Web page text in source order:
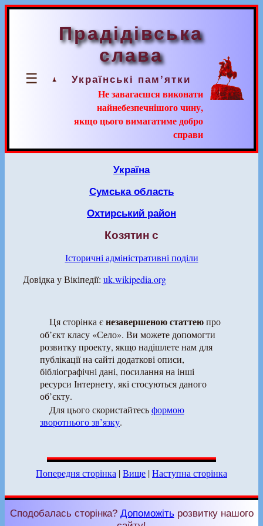
☰
Прадідівська
слава
Українські пам’ятки
Не завагаєшся виконати
найнебезпечнішого чину,
якщо цього вимагатиме добро
справи
Україна
Сумська область
Охтирський район
Козятин с
Історичні адміністративні поділи
Довідка у Вікіпедії: uk.wikipedia.org
Ця сторінка єнезавершеною статтеюпро
об’єкт класу «Село». Ви можете допомогти
розвитку проекту, якщо надішлете нам для
публікації на сайті додаткові описи,
бібліографічні дані, посилання на інші
ресурси Інтернету, які стосуються даного
об’єкту.
Для цього скористайтесьформою
зворотнього зв’язку.
Попередня сторінка |Вище |Наступна сторінка
Сподобалась сторінка? Допоможіть розвитку нашого